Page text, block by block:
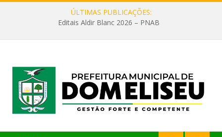
ÚLTIMAS PUBLICAÇÕES:
Editais Aldir Blanc 2026 – PNAB